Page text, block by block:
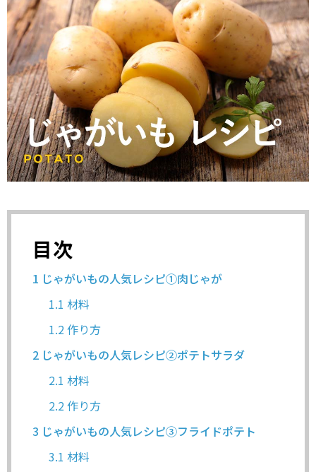
目次
1 じゃがいもの人気レシピ①肉じゃが
1.1 材料
1.2 作り方
2 じゃがいもの人気レシピ②ポテトサラダ
2.1 材料
2.2 作り方
3 じゃがいもの人気レシピ③フライドポテト
3.1 材料